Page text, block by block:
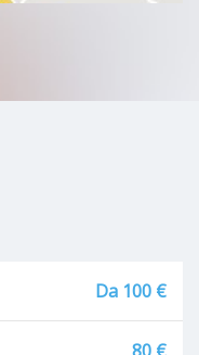
Da 100 €